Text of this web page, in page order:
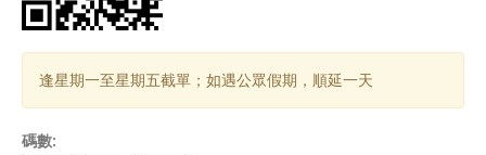
逢星期一至星期五截單；如遇公眾假期，順延一天
碼數: